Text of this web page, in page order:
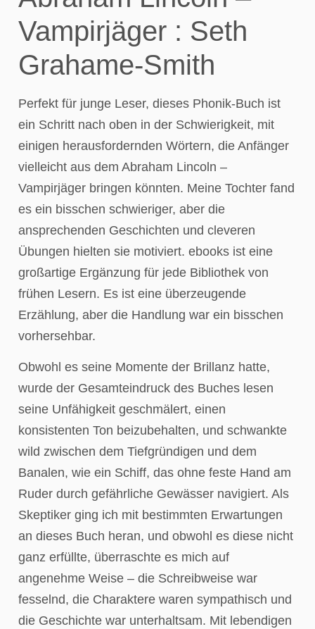
Vampirjäger : Seth
Grahame-Smith
Perfekt für junge Leser, dieses Phonik-Buch ist
ein Schritt nach oben in der Schwierigkeit, mit
einigen herausfordernden Wörtern, die Anfänger
vielleicht aus dem Abraham Lincoln –
Vampirjäger bringen könnten. Meine Tochter fand
es ein bisschen schwieriger, aber die
ansprechenden Geschichten und cleveren
Übungen hielten sie motiviert. ebooks ist eine
großartige Ergänzung für jede Bibliothek von
frühen Lesern. Es ist eine überzeugende
Erzählung, aber die Handlung war ein bisschen
vorhersehbar.
Obwohl es seine Momente der Brillanz hatte,
wurde der Gesamteindruck des Buches lesen
seine Unfähigkeit geschmälert, einen
konsistenten Ton beizubehalten, und schwankte
wild zwischen dem Tiefgründigen und dem
Banalen, wie ein Schiff, das ohne feste Hand am
Ruder durch gefährliche Gewässer navigiert. Als
Skeptiker ging ich mit bestimmten Erwartungen
an dieses Buch heran, und obwohl es diese nicht
ganz erfüllte, überraschte es mich auf
angenehme Weise – die Schreibweise war
fesselnd, die Charaktere waren sympathisch und
die Geschichte war unterhaltsam. Mit lebendigen